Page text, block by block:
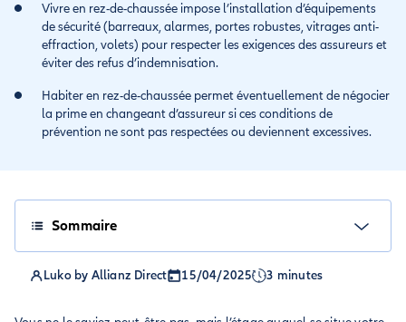
Vivre en rez-de-chaussée impose l’installation d’équipements
de sécurité (barreaux, alarmes, portes robustes, vitrages anti-
effraction, volets) pour respecter les exigences des assureurs et
éviter des refus d’indemnisation.
Habiter en rez-de-chaussée permet éventuellement de négocier
la prime en changeant d’assureur si ces conditions de
prévention ne sont pas respectées ou deviennent excessives.
Sommaire
Luko by Allianz Direct 15/04/2025 3 minutes